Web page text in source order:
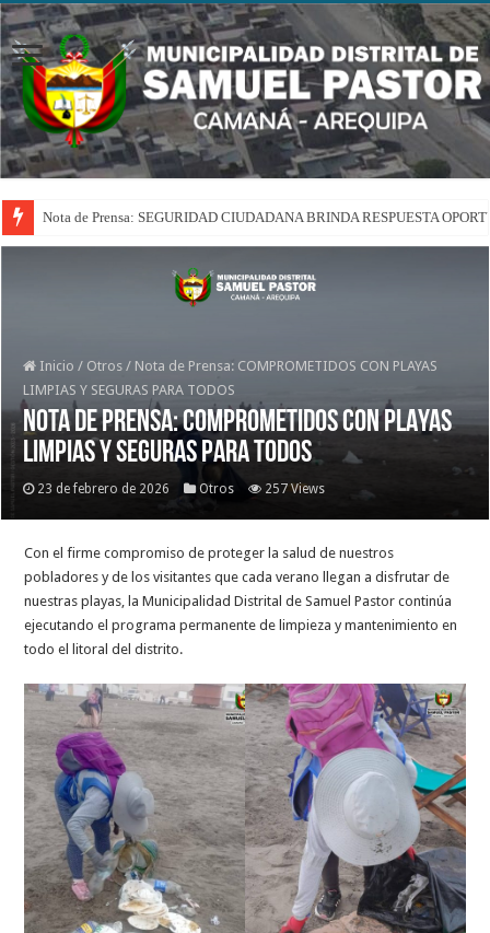
Nota de Prensa: SEGURIDAD CIUDADANA BRINDA RESPUESTA
Inicio / Otros / Nota de Prensa: COMPROMETIDOS CON PLAYAS
LIMPIAS Y SEGURAS PARA TODOS
Nota de Prensa: COMPROMETIDOS CON PLAYAS
LIMPIAS Y SEGURAS PARA TODOS
23 de febrero de 2026 Otros 257 Views
Con el firme compromiso de proteger la salud de nuestros
pobladores y de los visitantes que cada verano llegan a disfrutar de
nuestras playas, la Municipalidad Distrital de Samuel Pastor continúa
ejecutando el programa permanente de limpieza y mantenimiento en
todo el litoral del distrito.